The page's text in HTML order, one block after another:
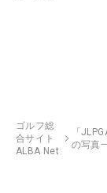
ゴルフ総
合サイト
ALBA Net
「
の写真